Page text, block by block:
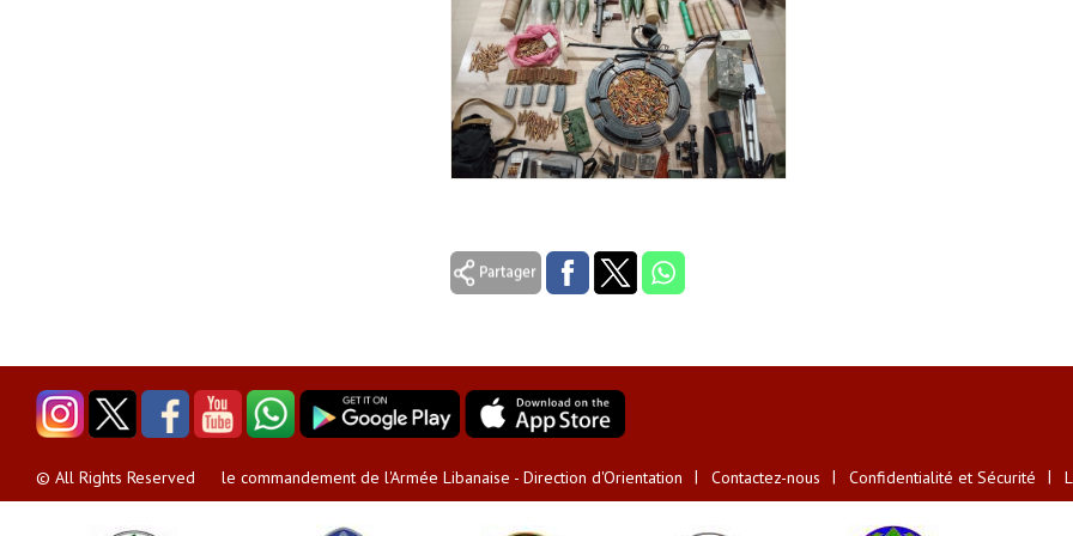
© All Rights Reserved le commandement de l'Armée Libanaise - Direction d'Orientation Contactez-nous Confidentialité et Sécurité